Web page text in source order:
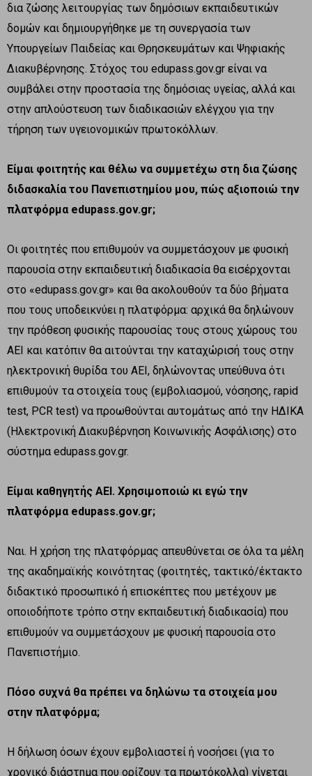
δια ζώσης λειτουργίας των δημόσιων εκπαιδευτικών
δομών και δημιουργήθηκε με τη συνεργασία των
Υπουργείων Παιδείας και Θρησκευμάτων και Ψηφιακής
Διακυβέρνησης. Στόχος του edupass.gov.gr είναι να
συμβάλει στην προστασία της δημόσιας υγείας, αλλά και
στην απλούστευση των διαδικασιών ελέγχου για την
τήρηση των υγειονομικών πρωτοκόλλων.
Είμαι φοιτητής και θέλω να συμμετέχω στη δια ζώσης
διδασκαλία του Πανεπιστημίου μου, πώς αξιοποιώ την
πλατφόρμα edupass.gov.gr;
Οι φοιτητές που επιθυμούν να συμμετάσχουν με φυσική
παρουσία στην εκπαιδευτική διαδικασία θα εισέρχονται
στο «edupass.gov.gr» και θα ακολουθούν τα δύο βήματα
που τους υποδεικνύει η πλατφόρμα: αρχικά θα δηλώνουν
την πρόθεση φυσικής παρουσίας τους στους χώρους του
ΑΕΙ και κατόπιν θα αιτούνται την καταχώρισή τους στην
ηλεκτρονική θυρίδα του ΑΕΙ, δηλώνοντας υπεύθυνα ότι
επιθυμούν τα στοιχεία τους (εμβολιασμού, νόσησης, rapid
test, PCR test) να προωθούνται αυτομάτως από την ΗΔΙΚΑ
(Ηλεκτρονική Διακυβέρνηση Κοινωνικής Ασφάλισης) στο
σύστημα edupass.gov.gr.
Είμαι καθηγητής ΑΕΙ. Χρησιμοποιώ κι εγώ την
πλατφόρμα edupass.gov.gr;
Ναι. Η χρήση της πλατφόρμας απευθύνεται σε όλα τα μέλη
της ακαδημαϊκής κοινότητας (φοιτητές, τακτικό/έκτακτο
διδακτικό προσωπικό ή επισκέπτες που μετέχουν με
οποιοδήποτε τρόπο στην εκπαιδευτική διαδικασία) που
επιθυμούν να συμμετάσχουν με φυσική παρουσία στο
Πανεπιστήμιο.
Πόσο συχνά θα πρέπει να δηλώνω τα στοιχεία μου
στην πλατφόρμα;
Η δήλωση όσων έχουν εμβολιαστεί ή νοσήσει (για το
χρονικό διάστημα που ορίζουν τα πρωτόκολλα) γίνεται